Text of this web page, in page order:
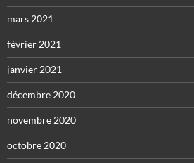
mars 2021
février 2021
janvier 2021
décembre 2020
novembre 2020
octobre 2020